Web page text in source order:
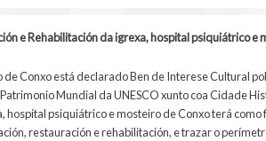
e Rehabilitación da igrexa, hospital psiquiátrico e
Conxo está declarado Ben de Interese Cultural
Mundial da UNESCO xunto coa Cidade
hospital psiquiátrico e mosteiro de Conxo terá
restauración e rehabilitación, e trazar o